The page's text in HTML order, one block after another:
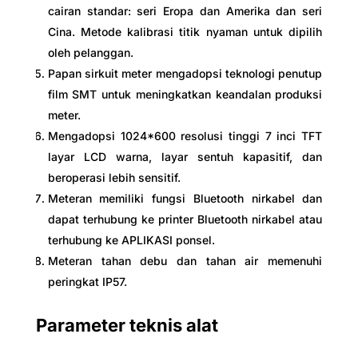
cairan standar: seri Eropa dan Amerika dan seri
Cina. Metode kalibrasi titik nyaman untuk dipilih
oleh pelanggan.
Papan sirkuit meter mengadopsi teknologi penutup
film SMT untuk meningkatkan keandalan produksi
meter.
Mengadopsi 1024*600 resolusi tinggi 7 inci TFT
layar LCD warna, layar sentuh kapasitif, dan
beroperasi lebih sensitif.
Meteran memiliki fungsi Bluetooth nirkabel dan
dapat terhubung ke printer Bluetooth nirkabel atau
terhubung ke APLIKASI ponsel.
Meteran tahan debu dan tahan air memenuhi
peringkat IP57.
Parameter teknis alat